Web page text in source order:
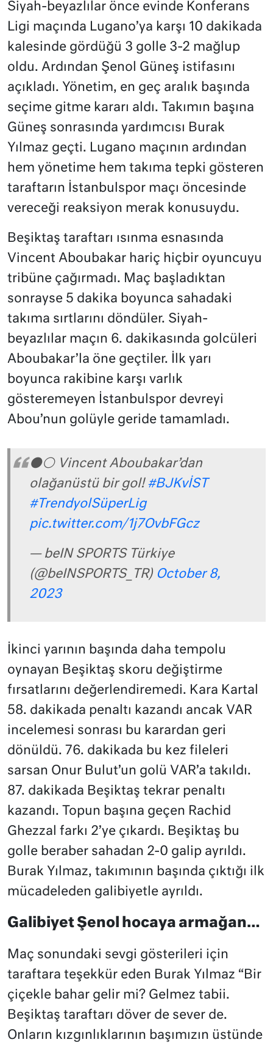
Siyah-beyazlılar önce evinde Konferans
Ligi maçında Lugano’ya karşı 10 dakikada
kalesinde gördüğü 3 golle 3-2 mağlup
oldu. Ardından Şenol Güneş istifasını
açıkladı. Yönetim, en geç aralık başında
seçime gitme kararı aldı. Takımın başına
Güneş sonrasında yardımcısı Burak
Yılmaz geçti. Lugano maçının ardından
hem yönetime hem takıma tepki gösteren
taraftarın İstanbulspor maçı öncesinde
vereceği reaksiyon merak konusuydu.
Beşiktaş taraftarı ısınma esnasında
Vincent Aboubakar hariç hiçbir oyuncuyu
tribüne çağırmadı. Maç başladıktan
sonrayse 5 dakika boyunca sahadaki
takıma sırtlarını döndüler. Siyah-
beyazlılar maçın 6. dakikasında golcüleri
Aboubakar’la öne geçtiler. İlk yarı
boyunca rakibine karşı varlık
gösteremeyen İstanbulspor devreyi
Abou’nun golüyle geride tamamladı.
⚫⚪ Vincent Aboubakar’dan
olağanüstü bir gol!#BJKvİST
#TrendyolSüperLig
pic.twitter.com/1j7OvbFGcz
— beIN SPORTS Türkiye
(@beINSPORTS_TR) October 8,
2023
İkinci yarının başında daha tempolu
oynayan Beşiktaş skoru değiştirme
fırsatlarını değerlendiremedi. Kara Kartal
58. dakikada penaltı kazandı ancak VAR
incelemesi sonrası bu karardan geri
dönüldü. 76. dakikada bu kez fileleri
sarsan Onur Bulut’un golü VAR’a takıldı.
87. dakikada Beşiktaş tekrar penaltı
kazandı. Topun başına geçen Rachid
Ghezzal farkı 2’ye çıkardı. Beşiktaş bu
golle beraber sahadan 2-0 galip ayrıldı.
Burak Yılmaz, takımının başında çıktığı ilk
mücadeleden galibiyetle ayrıldı.
Galibiyet Şenol hocaya armağan…
Maç sonundaki sevgi gösterileri için
taraftara teşekkür eden Burak Yılmaz “Bir
çiçekle bahar gelir mi? Gelmez tabii.
Beşiktaş taraftarı döver de sever de.
Onların kızgınlıklarının başımızın üstünde